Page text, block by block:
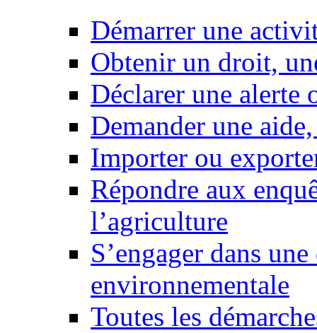
Démarrer une
Obtenir un droit,
Déclarer une alerte
Demander une
Importer ou
Répondre aux
l’agriculture
S’engager dans
environnementale
Toutes les